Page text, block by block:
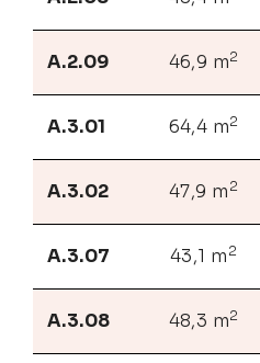
A.2.09 46,9 m2
A.3.01 64,4 m2
A.3.02 47,9 m 2
A.3.07 43,1 m 2
A.3.08 48,3 m2